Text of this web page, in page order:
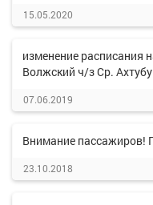
15.05.2020
изменение расписания
Волжский ч/з Ср. Ахтубу
07.06.2019
Внимание пассажиров!
23.10.2018